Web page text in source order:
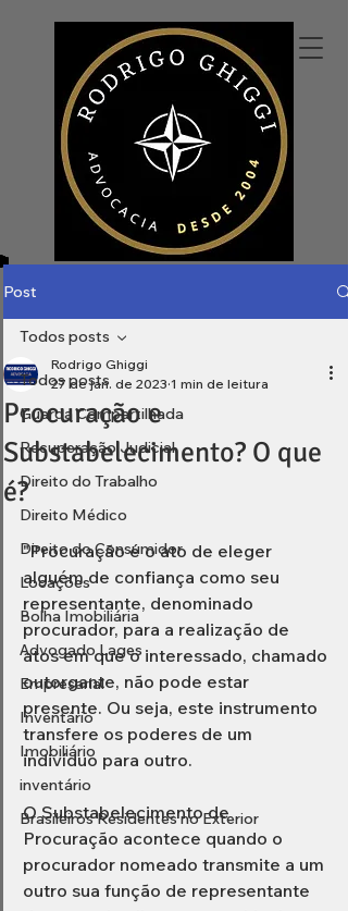
Post
Todos posts
Guarda Compartilhada
Recuperação Judicial
Direito do Trabalho
Direito Médico
Direito do Consumidor
Locações
Bolha Imobiliária
Advogado Lages
Empresarial
Inventário
Imobiliário
inventário
Brasileiros Residentes no Exterior
Todos posts
Procuração e
Substabelecimento? O que
é?
Rodrigo Ghiggi
27 de jan. de 2023 1 min de leitura
"Procuração é o ato de eleger
alguém de confiança como seu
representante, denominado
procurador, para a realização de
atos em que o interessado, chamado
outorgante, não pode estar
presente. Ou seja, este instrumento
transfere os poderes de um
indivíduo para outro.
O Substabelecimento de
Procuração acontece quando o
procurador nomeado transmite a um
outro sua função de representante